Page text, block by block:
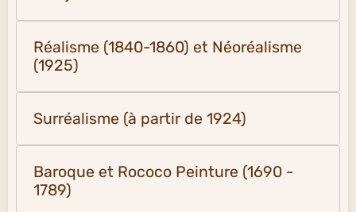
Réalisme (1840-1860) et Néoréalisme
(1925)
Surréalisme (à partir de 1924)
Baroque et Rococo Peinture (1690 -
1789)